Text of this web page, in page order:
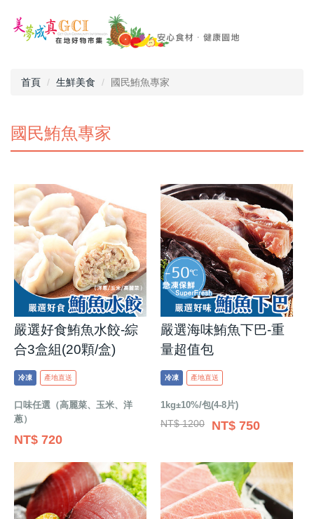
首頁 生鮮美食 國民鮪魚專家
國民鮪魚專家
嚴選好食鮪魚水餃-綜
合3盒組(20顆/盒)
冷凍 產地直送
口味任選（高麗菜、玉米、洋
蔥）
NT$ 720
嚴選海味鮪魚下巴-重
量超值包
冷凍 產地直送
1kg±10%/包(4-8片)
NT$ 1200 NT$ 750